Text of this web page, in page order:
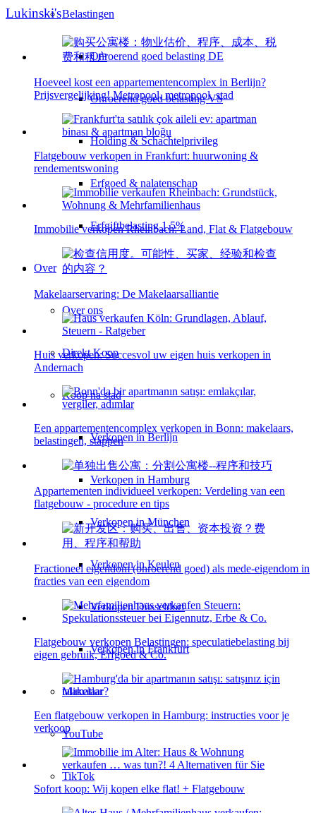
Belastingen
Onroerend goed belasting DE
Onroerend goed belasting VS
Holding & Schachtelprivileg
Erfgoed & nalatenschap
Erfgiftbelasting 1,5%
Over
Over ons
Direkt Koop
Koop na stad
Verkopen in Berlijn
Verkopen in Hamburg
Verkopen in München
Verkopen in Keulen
Verkopen Düsseldorf
Verkopen in Frankfurt
Makelaar?
YouTube
TikTok
Lukinski's
Hoeveel kost een appartementencomplex in Berlijn?
Prijsvergelijking! Metropool, metropool, stad
Flatgebouw verkopen in Frankfurt: huurwoning &
rendementswoning
Immobilie verkopen Rheinbach: Land, Flat & Flatgebouw
Makelaarservaring: De Makelaarsalliantie
Huis verkopen: Succesvol uw eigen huis verkopen in
Andernach
Een appartementencomplex verkopen in Bonn: makelaars,
belastingen, stappen
Appartementen individueel verkopen: Verdeling van een
flatgebouw - procedure en tips
Fractioneel eigendom (onroerend goed) als mede-eigendom in
fracties van een eigendom
Flatgebouw verkopen Belastingen: speculatiebelasting bij
eigen gebruik, Erfgoed & Co.
Een flatgebouw verkopen in Hamburg: instructies voor je
verkoop
Sofort koop: Wij kopen elke flat! + Flatgebouw